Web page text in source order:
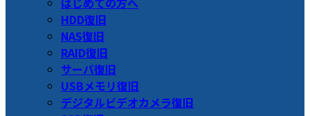
HDD復旧
NAS復旧
RAID復旧
サーバ復旧
USBメモリ復旧
デジタルビデオカメラ復旧